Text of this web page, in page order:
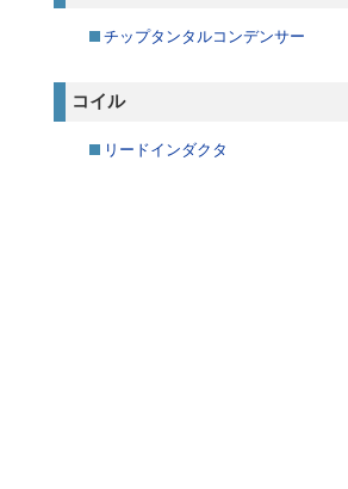
チップタンタルコンデンサー
コイル
リードインダクタ